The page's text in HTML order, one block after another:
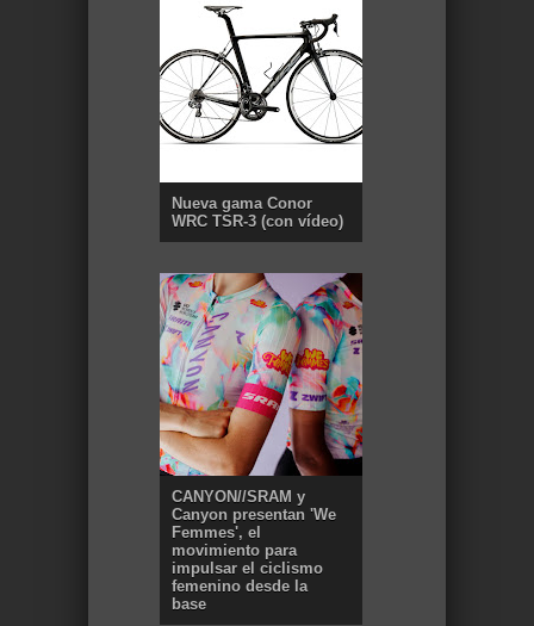
Nueva gama Conor
WRC TSR-3 (con vídeo)
CANYON//SRAM y
Canyon presentan 'We
Femmes', el
movimiento para
impulsar el ciclismo
femenino desde la
base